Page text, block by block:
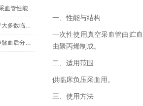
BD肝素钠采血管367874：采血管性能升级的典型代表
BD肝素锂采血管产品适用于大多数临床生化检测
BD肝素锂采血管用于采集静脉血后分离出血浆
一、性能与结构
一次性使用真空采血管由贮
由聚丙烯制成。
二、适用范围
供临床负压采血用。
三、使用方法